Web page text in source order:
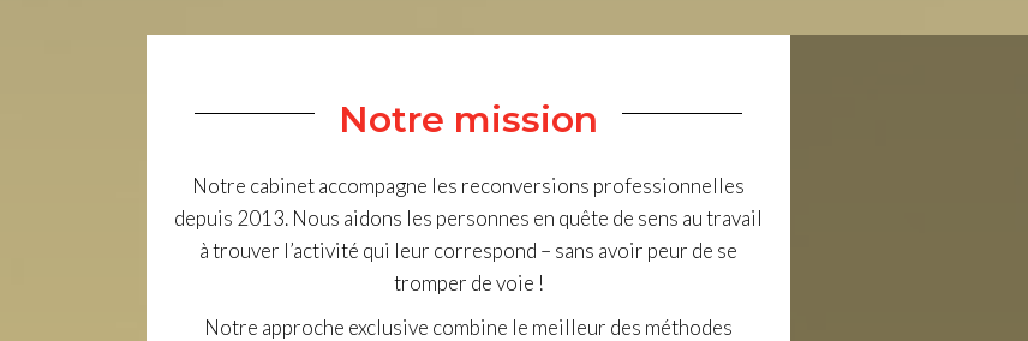
Notre mission
Notre cabinet accompagne les reconversions professionnelles
depuis 2013. Nous aidons les personnes en quête de sens au travail
à trouver l’activité qui leur correspond – sans avoir peur de se
tromper de voie !
Notre approche exclusive combine le meilleur des méthodes